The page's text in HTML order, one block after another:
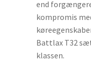
end
kompromis
Battlax T32
klassen.